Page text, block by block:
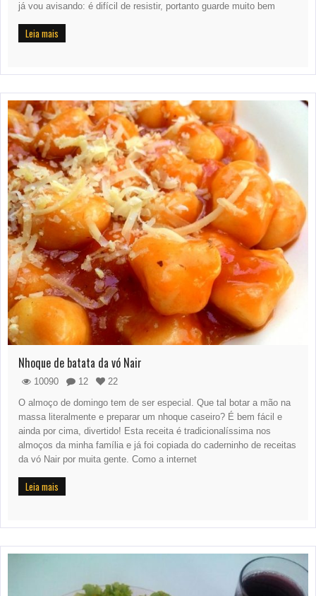
já vou avisando: é difícil de resistir, portanto guarde muito bem
Leia mais
Nhoque de batata da vó Nair
10090 12
22
O almoço de domingo tem de ser especial. Que tal botar a mão na
massa literalmente e preparar um nhoque caseiro? É bem fácil e
ainda por cima, divertido! Esta receita é tradicionalíssima nos
almoços da minha família e já foi copiada do caderninho de receitas
da vó Nair por muita gente. Como a internet
Leia mais